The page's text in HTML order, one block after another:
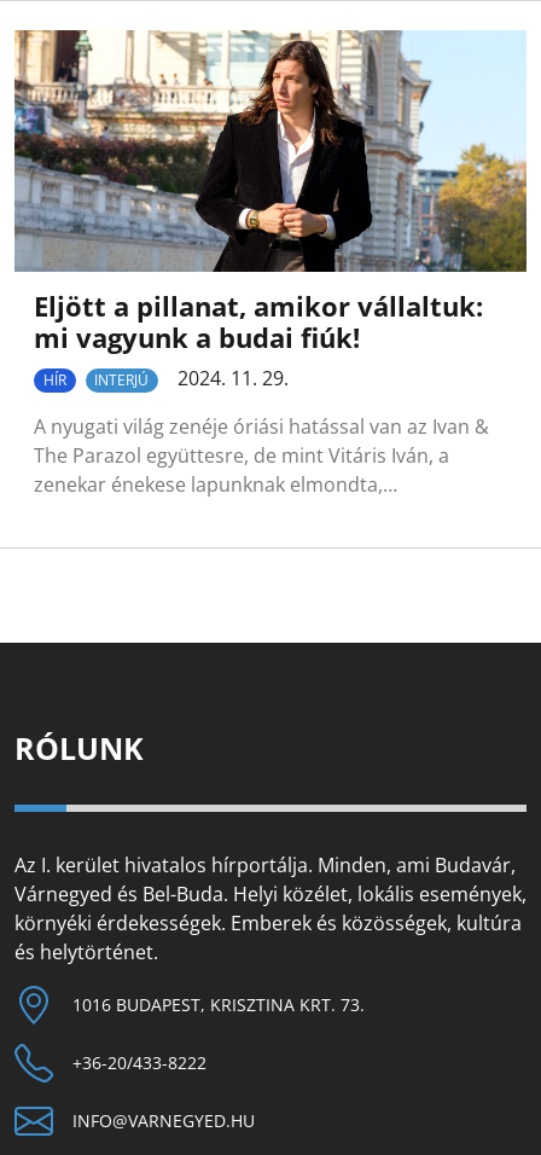
Eljött a pillanat, amikor vállaltuk:
mi vagyunk a budai fiúk!
HÍR INTERJÚ
2024. 11. 29.
A nyugati világ zenéje óriási hatással van az Ivan &
The Parazol együttesre, de mint Vitáris Iván, a
zenekar énekese lapunknak elmondta,…
RÓLUNK
Az I. kerület hivatalos hírportálja. Minden, ami Budavár,
Várnegyed és Bel-Buda. Helyi közélet, lokális események,
környéki érdekességek. Emberek és közösségek, kultúra
és helytörténet.
1016 BUDAPEST, KRISZTINA KRT. 73.
+36-20/433-8222
INFO@VARNEGYED.HU